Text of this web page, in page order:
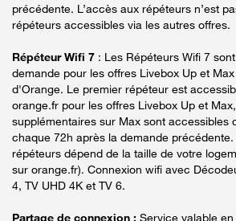
précédente. L’accès aux répéteurs n’est
répéteurs accessibles via les autres offres.
Répéteur Wifi 7 : Les Répéteurs Wifi 7
demande pour les offres Livebox Up et
d'Orange. Le premier répéteur est
orange.fr pour les offres Livebox Up et
supplémentaires sur Max sont accessibles
chaque 72h après la demande
répéteurs dépend de la taille de votre
sur orange.fr). Connexion wifi avec
4, TV UHD 4K et TV 6.
Partage de connexion : Service valable